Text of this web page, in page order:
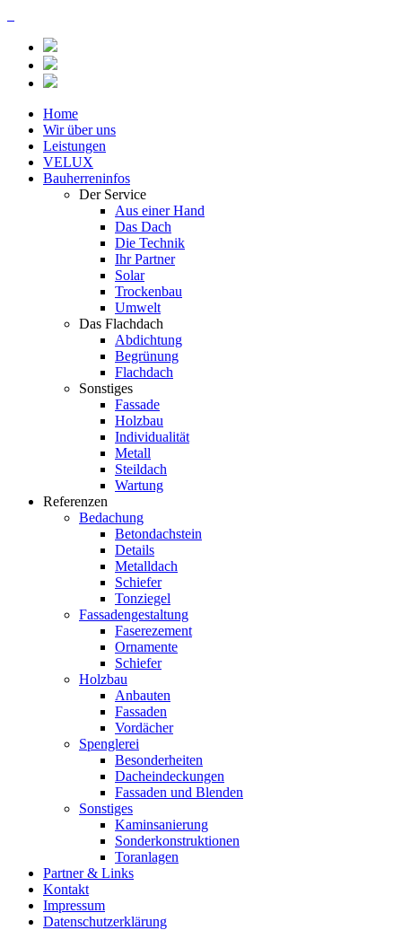
Home
Wir über uns
Leistungen
VELUX
Bauherreninfos
Der Service
Aus einer Hand
Das Dach
Die Technik
Ihr Partner
Solar
Trockenbau
Umwelt
Das Flachdach
Abdichtung
Begrünung
Flachdach
Sonstiges
Fassade
Holzbau
Individualität
Metall
Steildach
Wartung
Referenzen
Bedachung
Betondachstein
Details
Metalldach
Schiefer
Tonziegel
Fassadengestaltung
Faserezement
Ornamente
Schiefer
Holzbau
Anbauten
Fassaden
Vordächer
Spenglerei
Besonderheiten
Dacheindeckungen
Fassaden und Blenden
Sonstiges
Kaminsanierung
Sonderkonstruktionen
Toranlagen
Partner & Links
Kontakt
Impressum
Datenschutzerklärung